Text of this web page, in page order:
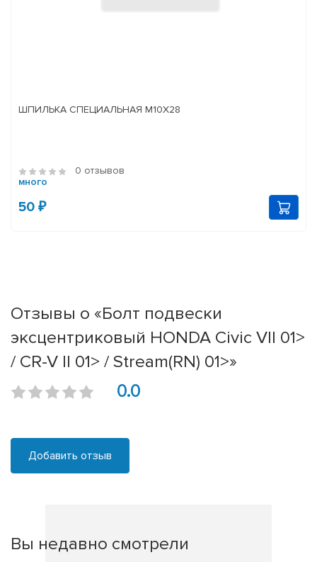
ШПИЛЬКА СПЕЦИАЛЬНАЯ М10Х28
0 отзывов
много
50 ₽
Отзывы о «Болт подвески
эксцентриковый HONDA Civic VII 01>
/ CR-V II 01> / Stream(RN) 01>»
0.0
Добавить отзыв
Вы недавно смотрели